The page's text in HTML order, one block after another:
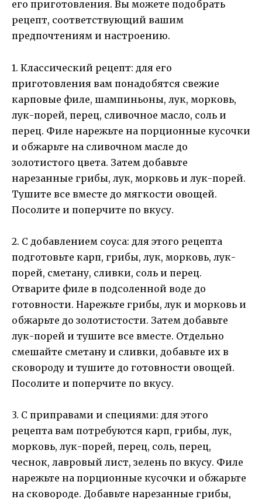
его приготовления. Вы можете подобрать
рецепт, соответствующий вашим
предпочтениям и настроению.
1. Классический рецепт: для его
приготовления вам понадобятся свежие
карповые филе, шампиньоны, лук, морковь,
лук-порей, перец, сливочное масло, соль и
перец. Филе нарежьте на порционные кусочки
и обжарьте на сливочном масле до
золотистого цвета. Затем добавьте
нарезанные грибы, лук, морковь и лук-порей.
Тушите все вместе до мягкости овощей.
Посолите и поперчите по вкусу.
2. С добавлением соуса: для этого рецепта
подготовьте карп, грибы, лук, морковь, лук-
порей, сметану, сливки, соль и перец.
Отварите филе в подсоленной воде до
готовности. Нарежьте грибы, лук и морковь и
обжарьте до золотистости. Затем добавьте
лук-порей и тушите все вместе. Отдельно
смешайте сметану и сливки, добавьте их в
сковороду и тушите до готовности овощей.
Посолите и поперчите по вкусу.
3. С приправами и специями: для этого
рецепта вам потребуются карп, грибы, лук,
морковь, лук-порей, перец, соль, перец,
чеснок, лавровый лист, зелень по вкусу. Филе
нарежьте на порционные кусочки и обжарьте
на сковороде. Добавьте нарезанные грибы,